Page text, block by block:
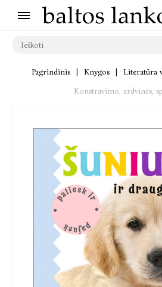
Pagrindinis Knygos Literatūra
Konstravimo, erdvinės,